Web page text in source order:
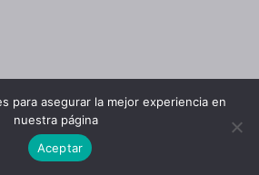
para asegurar la mejor experiencia en
nuestra página
Aceptar